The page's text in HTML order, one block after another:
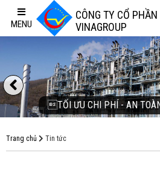
MENU
CÔNG TY CỔ
VINAGROUP
TỐI ƯU CHI PHÍ - AN
Previous
Trang chủ Tin tức